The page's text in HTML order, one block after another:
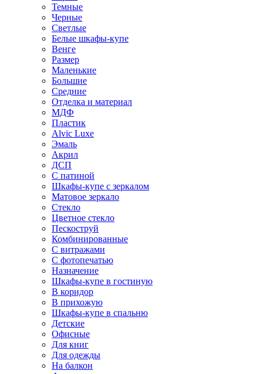
Темные
Черные
Светлые
Белые шкафы-купе
Венге
Размер
Маленькие
Большие
Средние
Отделка и материал
МДФ
Пластик
Alvic Luxe
Эмаль
Акрил
ДСП
С патиной
Шкафы-купе с зеркалом
Матовое зеркало
Стекло
Цветное стекло
Пескоструй
Комбинированные
С витражами
С фотопечатью
Назначение
Шкафы-купе в гостиную
В коридор
В прихожую
Шкафы-купе в спальню
Детские
Офисные
Для книг
Для одежды
На балкон